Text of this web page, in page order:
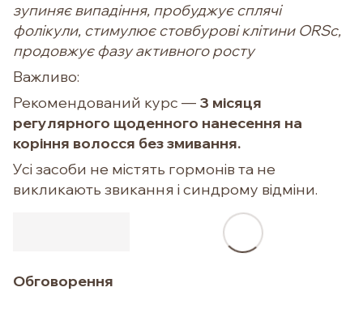
зупиняє випадіння, пробуджує сплячі
фолікули, стимулює стовбурові клітини ORSc,
продовжує фазу активного росту
Важливо:
Рекомендований курс — 3 місяця
регулярного щоденного нанесення на
коріння волосся без змивання.
Усі засоби не містять гормонів та не
викликають звикання і синдрому відміни.
Обговорення